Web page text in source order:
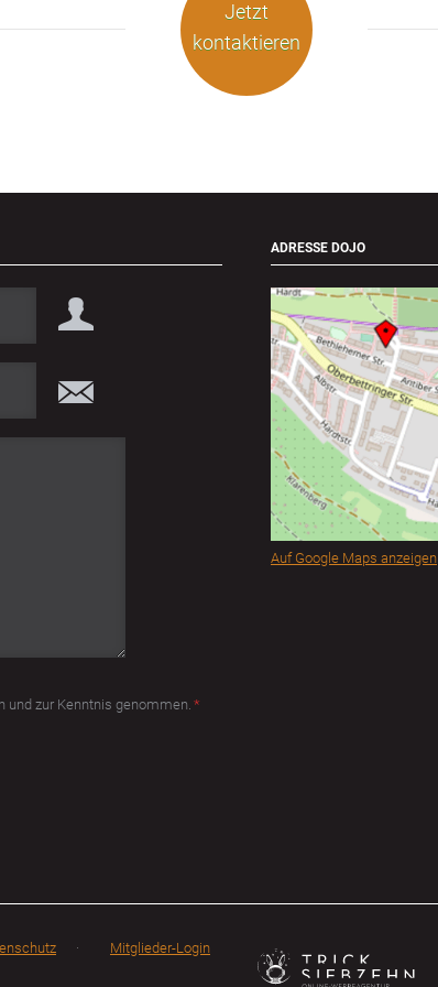
Jetzt
kontaktieren
zur Kenntnis genommen. *
ADRESSE DOJO
Auf Google Maps anzeigen
Navigation
überspringen
Mitglieder-Login